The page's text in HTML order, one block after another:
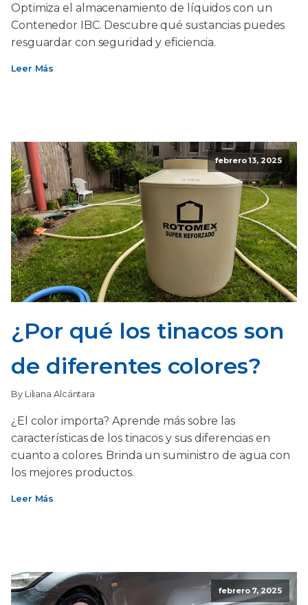
Optimiza el almacenamiento de líquidos con un
Contenedor IBC. Descubre qué sustancias puedes
resguardar con seguridad y eficiencia.
Leer Más
febrero 13, 2025
¿Por qué los tinacos son
de diferentes colores?
By Liliana Alcántara
¿El color importa? Aprende más sobre las
características de los tinacos y sus diferencias en
cuanto a colores. Brinda un suministro de agua con
los mejores productos.
Leer Más
febrero 7, 2025